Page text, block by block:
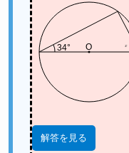
O
34°
解答を見る